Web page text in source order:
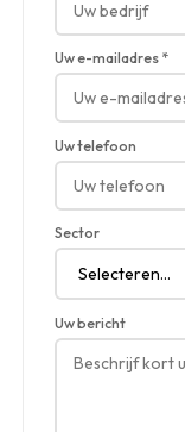
Uw e-mailadres *
Uw telefoon
Sector
Uw bericht